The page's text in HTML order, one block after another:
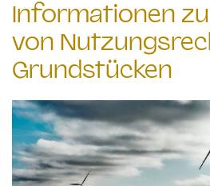
Informationen
von
Grundstücken